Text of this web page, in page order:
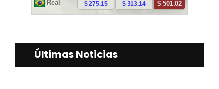
Últimas Noticias